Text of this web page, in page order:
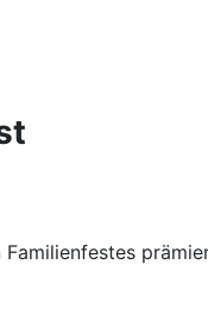
Familienfestes